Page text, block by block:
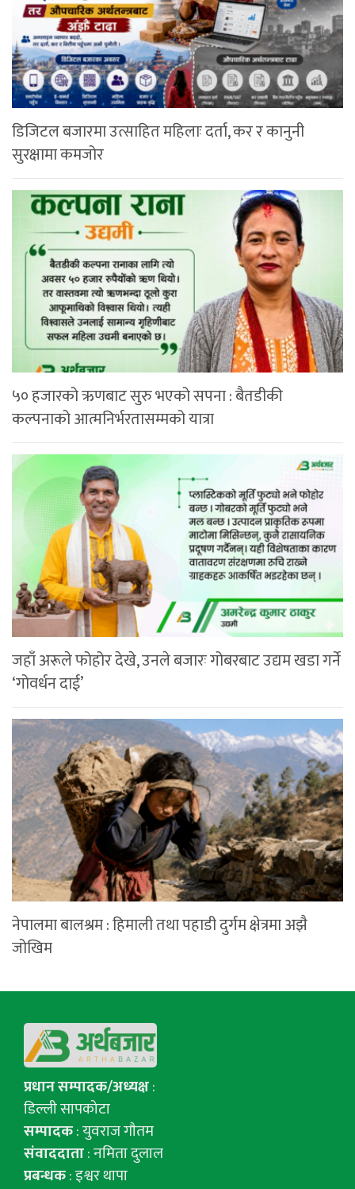
डिजिटल बजारमा उत्साहित महिलाः दर्ता, कर र कानुनी
सुरक्षामा कमजोर
५० हजारको ऋणबाट सुरु भएको सपना : बैतडीकी
कल्पनाको आत्मनिर्भरतासम्मको यात्रा
जहाँ अरूले फोहोर देखे, उनले बजारः गोबरबाट उद्यम खडा गर्ने
‘गोवर्धन दाई’
नेपालमा बालश्रम : हिमाली तथा पहाडी दुर्गम क्षेत्रमा अझै
जोखिम
प्रधान सम्पादक/अध्यक्ष:
डिल्ली सापकोटा
सम्पादक: युवराज गाैतम
संवाददाता: नमिता दुलाल
प्रबन्धक: इश्वर थापा